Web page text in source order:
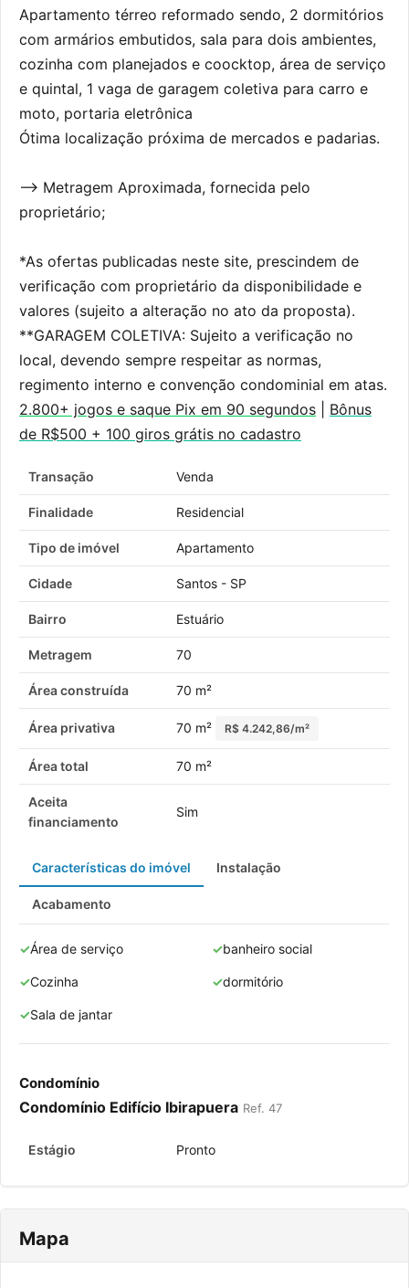
Apartamento térreo reformado sendo, 2 dormitórios
com armários embutidos, sala para dois ambientes,
cozinha com planejados e coocktop, área de serviço
e quintal, 1 vaga de garagem coletiva para carro e
moto, portaria eletrônica
Ótima localização próxima de mercados e padarias.
--> Metragem Aproximada, fornecida pelo
proprietário;
*As ofertas publicadas neste site, prescindem de
verificação com proprietário da disponibilidade e
valores (sujeito a alteração no ato da proposta).
**GARAGEM COLETIVA: Sujeito a verificação no
local, devendo sempre respeitar as normas,
regimento interno e convenção condominial em atas.
2.800+ jogos e saque Pix em 90 segundos
Bônus
de R$500 + 100 giros grátis no cadastro
Transação Venda
Finalidade Residencial
Tipo de imóvel Apartamento
Cidade Santos - SP
Bairro Estuário
Metragem 70
Área construída 70 m²
Área privativa 70 m² R$ 4.242,86/m²
Área total 70 m²
Aceita
financiamento
Sim
Características do imóvel Instalação
Acabamento
Área de serviço banheiro social
Cozinha dormitório
Sala de jantar
Condomínio
Condomínio Edifício Ibirapuera Ref. 47
Estágio Pronto
Mapa